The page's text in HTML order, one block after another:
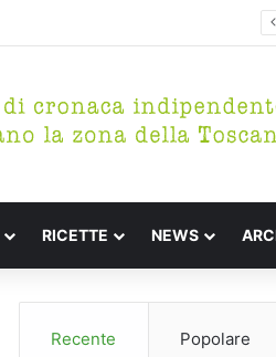
RICETTE NEWS
Recente Popolare